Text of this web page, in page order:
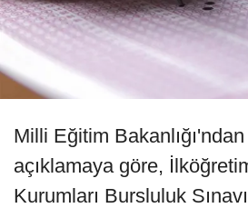
Milli Eğitim
açıklamaya göre,
Kurumları Bursluluk